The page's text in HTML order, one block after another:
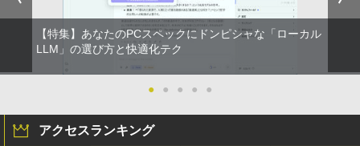
イルモニター ポータブルディスプレイ 1
5.6-Inch IPS Full HD Portable Displa
y：DP10『極限まで削ぎ落した、美しい
形状と金属の質感』見せるモニター【ド
ット抜け保証1年付】
￥2,980
【特集】あなたのPCスペックにドンピシャな「ローカル
LLM」の選び方と快適化テク
● ● ● ● ●
アクセスランキング